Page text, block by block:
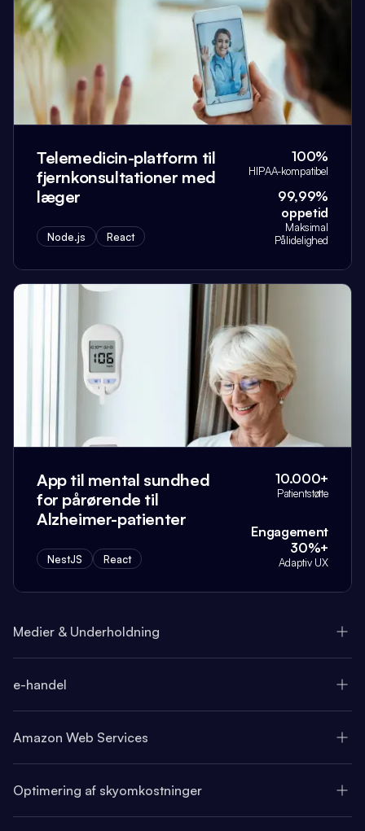
Telemedicin-platform til
fjernkonsultationer med
læger
Node.js React
100%
HIPAA-kompatibel
99,99%
oppetid
Maksimal
Pålidelighed
App til mental sundhed
for pårørende til
Alzheimer-patienter
NestJS React
10.000+
Patientstøtte
Engagement
30%+
Adaptiv UX
Medier & Underholdning
e-handel
Amazon Web Services
Optimering af skyomkostninger